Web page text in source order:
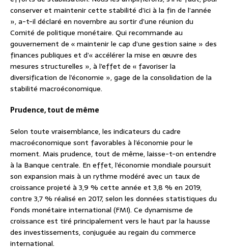
conserver et maintenir cette stabilité d’ici à la fin de l’année
», a-t-il déclaré en novembre au sortir d’une réunion du
Comité de politique monétaire. Qui recommande au
gouvernement de « maintenir le cap d’une gestion saine » des
finances publiques et d’« accélérer la mise en œuvre des
mesures structurelles », à l’effet de « favoriser la
diversification de l’économie », gage de la consolidation de la
stabilité macroéconomique.
Prudence, tout de même
Selon toute vraisemblance, les indicateurs du cadre
macroéconomique sont favorables à l’économie pour le
moment. Mais prudence, tout de même, laisse-t-on entendre
à la Banque centrale. En effet, l’économie mondiale poursuit
son expansion mais à un rythme modéré avec un taux de
croissance projeté à 3,9 % cette année et 3,8 % en 2019,
contre 3,7 % réalisé en 2017, selon les données statistiques du
Fonds monétaire international (FMI). Ce dynamisme de
croissance est tiré principalement vers le haut par la hausse
des investissements, conjuguée au regain du commerce
international.